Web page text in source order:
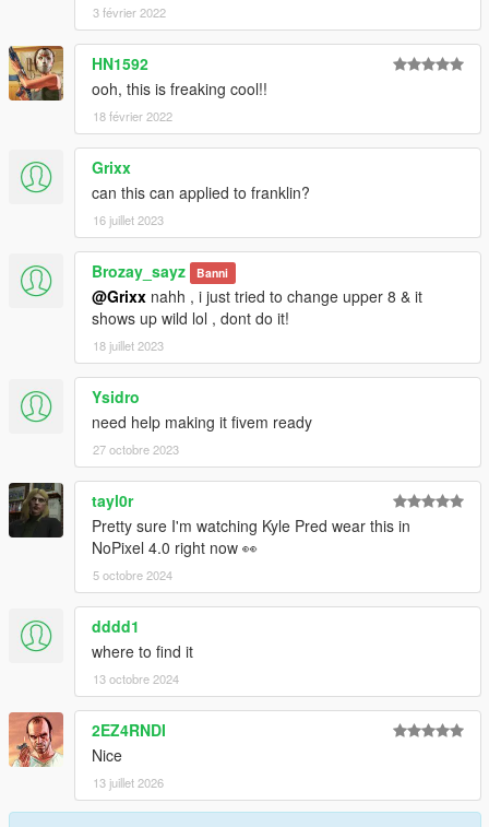
3 février 2022
HN1592
ooh, this is freaking cool!!
18 février 2022
Grixx
can this can applied to franklin?
16 juillet 2023
Brozay_sayz Banni
@Grixx nahh , i just tried to change upper 8 & it
shows up wild lol , dont do it!
18 juillet 2023
Ysidro
need help making it fivem ready
27 octobre 2023
tayl0r
Pretty sure I'm watching Kyle Pred wear this in
NoPixel 4.0 right now 👀
5 octobre 2024
dddd1
where to find it
13 octobre 2024
2EZ4RNDI
Nice
13 juillet 2026